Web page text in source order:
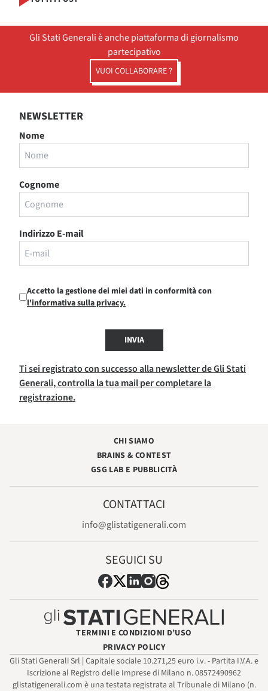
Gli Stati Generali è anche piattaforma di giornalismo
partecipativo
VUOI COLLABORARE ?
NEWSLETTER
Nome
Cognome
Indirizzo E-mail
Accetto la gestione dei miei dati in conformità con
l'informativa sulla privacy.
INVIA
Ti sei registrato con successo alla newsletter de Gli Stati
Generali, controlla la tua mail per completare la
registrazione.
CHI SIAMO
BRAINS & CONTEST
GSG LAB E PUBBLICITÀ
CONTATTACI
info@glistatigenerali.com
SEGUICI SU
TERMINI E CONDIZIONI D’USO
PRIVACY POLICY
Gli Stati Generali Srl | Capitale sociale 10.271,25 euro i.v. - Partita I.V.A. e
Iscrizione al Registro delle Imprese di Milano n. 08572490962
glistatigenerali.com è una testata registrata al Tribunale di Milano (n.